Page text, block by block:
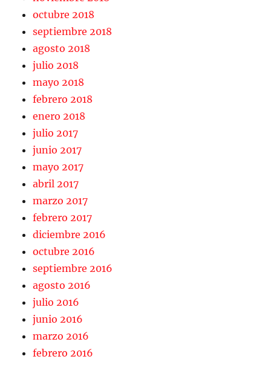
octubre 2018
septiembre 2018
agosto 2018
julio 2018
mayo 2018
febrero 2018
enero 2018
julio 2017
junio 2017
mayo 2017
abril 2017
marzo 2017
febrero 2017
diciembre 2016
octubre 2016
septiembre 2016
agosto 2016
julio 2016
junio 2016
marzo 2016
febrero 2016